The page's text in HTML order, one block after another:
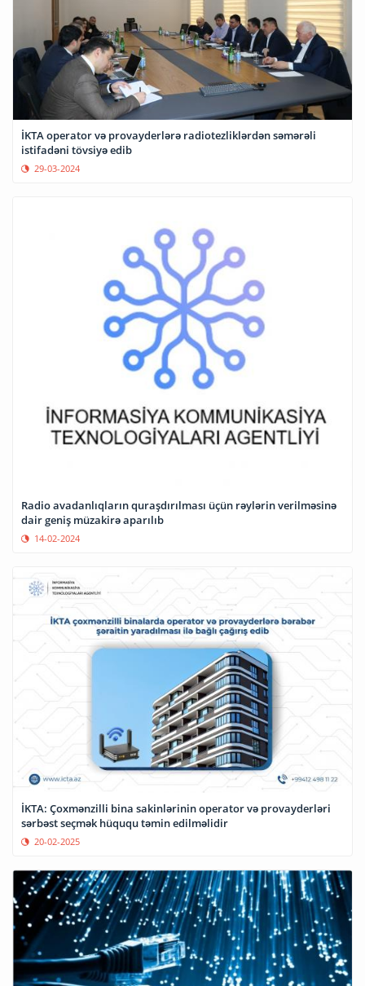
İKTA operator və provayderlərə radiotezliklərdən səmərəli
istifadəni tövsiyə edib
29-03-2024
Radio avadanlıqların quraşdırılması üçün rəylərin verilməsinə
dair geniş müzakirə aparılıb
14-02-2024
İKTA: Çoxmənzilli bina sakinlərinin operator və provayderləri
sərbəst seçmək hüququ təmin edilməlidir
20-02-2025